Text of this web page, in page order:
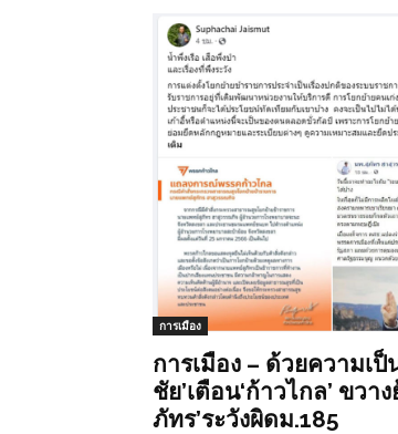
ประเทศไทย
การเมือง
การเมือง – ด้วยความเป็
ชัย’เตือน‘ก้าวไกล’ ขวา
ภัทร’ระวังผิดม.185